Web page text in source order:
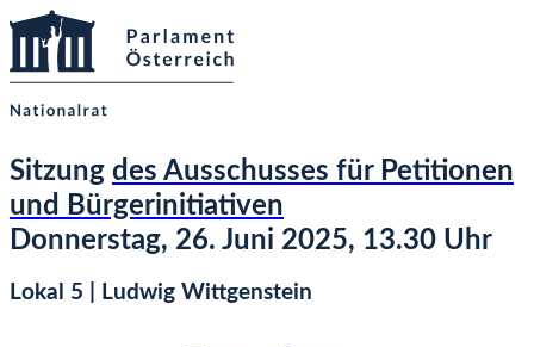
Sitzung des Ausschusses für Petitionen
und Bürgerinitiativen
Donnerstag, 26. Juni 2025, 13.30 Uhr
Lokal 5 | Ludwig Wittgenstein